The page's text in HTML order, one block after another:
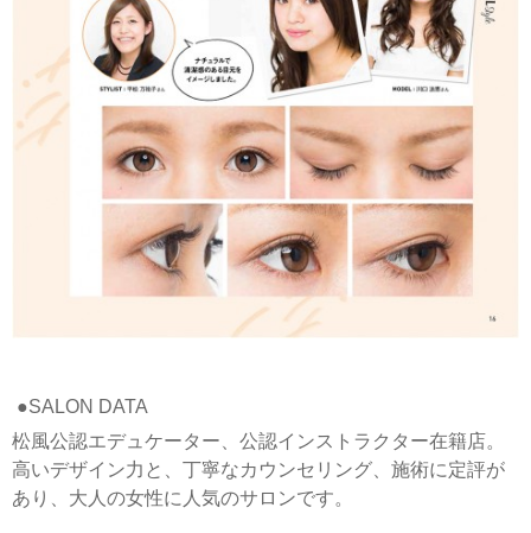
●SALON DATA
松風公認エデュケーター、公認インストラクター在籍店。
高いデザイン力と、丁寧なカウンセリング、施術に定評が
あり、大人の女性に人気のサロンです。